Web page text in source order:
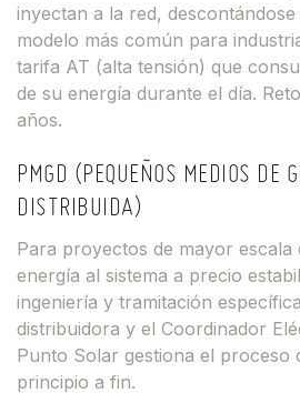
inyectan a la red,
modelo más común para
tarifa AT (alta tensión) que
de su energía durante el día.
años.
PMGD (PEQUEÑOS MEDIOS DE
DISTRIBUIDA)
Para proyectos de mayor
energía al sistema a precio
ingeniería y tramitación
distribuidora y el Coordinador
Punto Solar gestiona el proceso
principio a fin.